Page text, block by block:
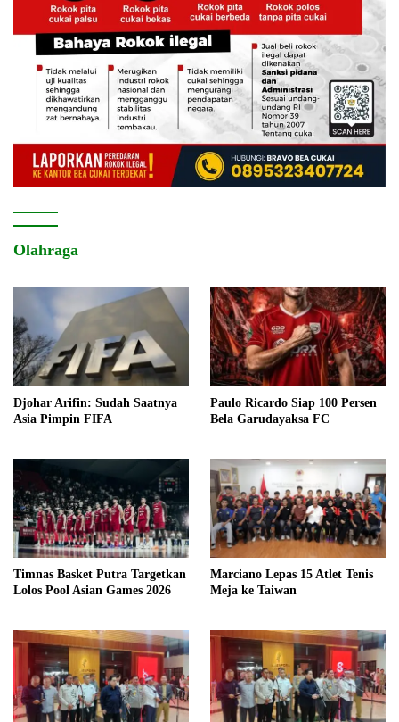
Olahraga
Djohar Arifin: Sudah Saatnya
Asia Pimpin FIFA
Paulo Ricardo Siap 100 Persen
Bela Garudayaksa FC
Timnas Basket Putra Targetkan
Lolos Pool Asian Games 2026
Marciano Lepas 15 Atlet Tenis
Meja ke Taiwan